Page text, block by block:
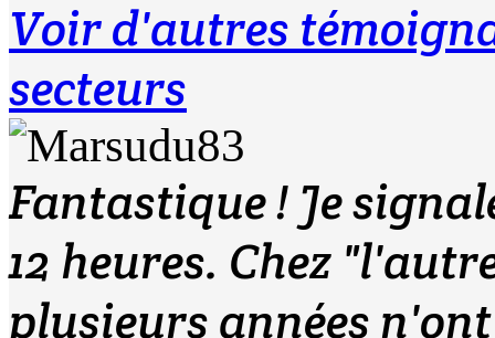
Voir d'autres
secteurs
Fantastique ! Je
12 heures. Chez
plusieurs années